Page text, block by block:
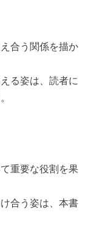
合う関係を描か
る姿は、読者に
重要な役割を果
合う姿は、本書